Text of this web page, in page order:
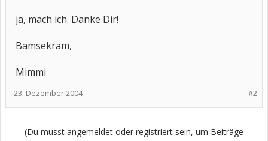
ja, mach ich. Danke Dir!
Bamsekram,
Mimmi
#2
23. Dezember 2004
(Du musst angemeldet oder registriert sein, um Beiträge